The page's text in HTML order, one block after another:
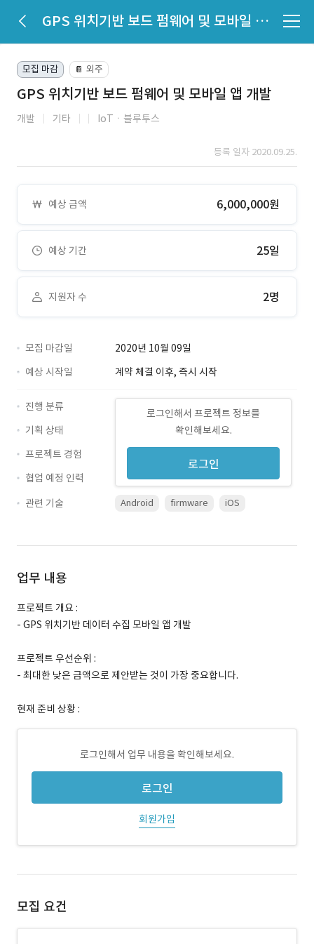
GPS 위치기반 보드 펌웨어 및 모바일 앱 개발
모집 마감 📔 외주
GPS 위치기반 보드 펌웨어 및 모바일 앱 개발
개발 기타 IoTㆍ블루투스
등록 일자 2020.09.25.
예상 금액 6,000,000원
예상 기간 25일
지원자 수 2명
모집 마감일
2020년 10월 09일
예상 시작일
계약 체결 이후, 즉시 시작
로그인해서 프로젝트 정보를
확인해보세요.
로그인
진행 분류
기획 상태
프로젝트 경험
협업 예정 인력
관련 기술
Android firmware iOS
업무 내용
프로젝트 개요 :
- GPS 위치기반 데이터 수집 모바일 앱 개발
프로젝트 우선순위 :
- 최대한 낮은 금액으로 제안받는 것이 가장 중요합니다.
현재 준비 상황 :
로그인해서 업무 내용을 확인해보세요.
로그인
회원가입
모집 요건